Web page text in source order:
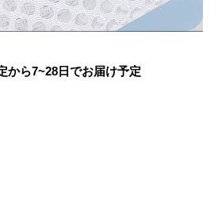
から7~28日でお届け予定